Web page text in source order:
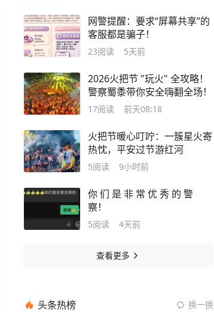
网警提醒：要求“屏幕共享”的
客服都是骗子！
23阅读 5天前
2026火把节 "玩火" 全攻略！
警察蜀黍带你安全嗨翻全场！
17阅读 前天08:18
火把节暖心叮咛：一簇星火寄
热忱，平安过节游红河
5阅读 9小时前
你 们 是 非 常 优 秀 的 警
察！
5阅读 4天前
查看更多
头条热榜 换一换